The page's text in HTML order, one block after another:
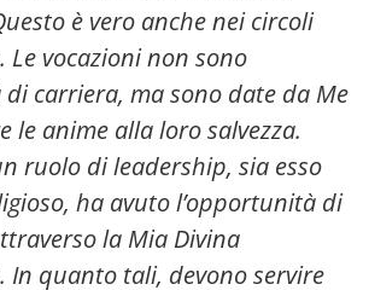
è vero anche nei circoli
Le vocazioni non sono
carriera, ma sono date da Me
le anime alla loro salvezza.
ruolo di leadership, sia esso
ha avuto l’opportunità di
la Mia Divina
In quanto tali, devono servire